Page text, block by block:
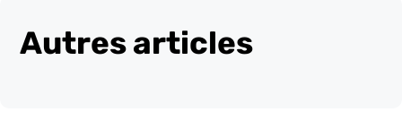
Autres articles